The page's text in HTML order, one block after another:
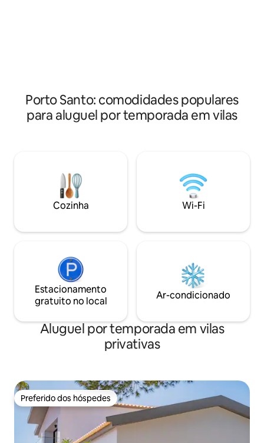
numa estadia revigorante.
Porto Santo: comodidades populares
para aluguel por temporada em vilas
Cozinha Wi-Fi
Estacionamento
gratuito no local
Ar-condicionado
Aluguel por temporada em vilas
privativas
Preferido dos hóspedes
Preferido dos hóspedes